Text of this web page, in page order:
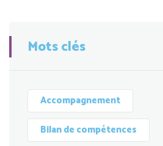
Mots clés
Accompagnement
Bilan de compétences